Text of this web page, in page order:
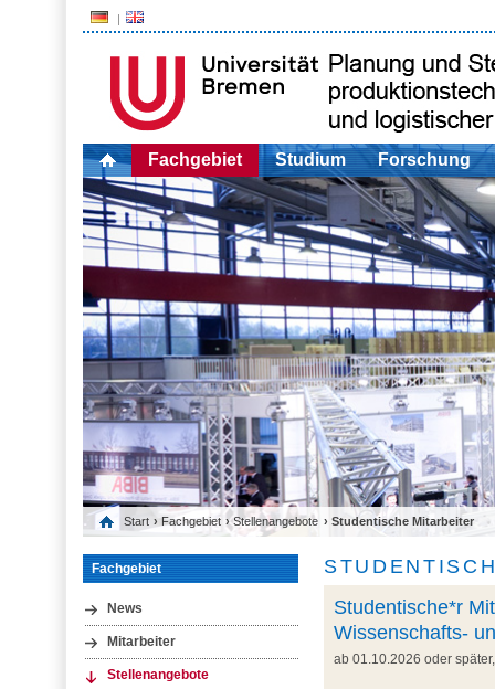
Fachgebiet Studium Forschung
Start › Fachgebiet ›Stellenangebote › Studentische Mitarbeiter
Fachgebiet
News
Mitarbeiter
Stellenangebote
Studentische*r
Wissenschafts-
ab 01.10.2026 oder